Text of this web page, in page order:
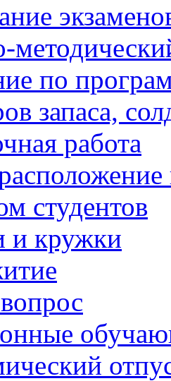
по
запаса,
работа
студентов
и кружки